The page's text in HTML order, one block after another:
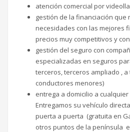
atención comercial por
gestión de la financiación que
necesidades con las mejores
precios muy competitivos y
gestión del seguro con
especializadas en seguros
terceros, terceros ampliado ,
conductores menores)
entrega a domicilio a
Entregamos su vehículo
puerta a puerta (gratuita en
otros puntos de la península e